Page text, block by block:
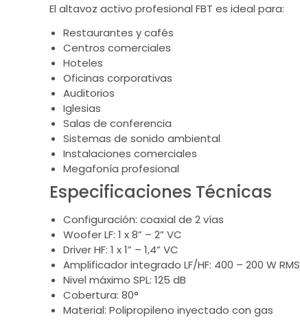
El altavoz activo profesional FBT es ideal para:
Restaurantes y cafés
Centros comerciales
Hoteles
Oficinas corporativas
Auditorios
Iglesias
Salas de conferencia
Sistemas de sonido ambiental
Instalaciones comerciales
Megafonía profesional
Especificaciones Técnicas
Configuración: coaxial de 2 vías
Woofer LF: 1 x 8” – 2” VC
Driver HF: 1 x 1” – 1,4” VC
Amplificador integrado LF/HF: 400 – 200 W RMS
Nivel máximo SPL: 125 dB
Cobertura: 80°
Material: Polipropileno inyectado con gas